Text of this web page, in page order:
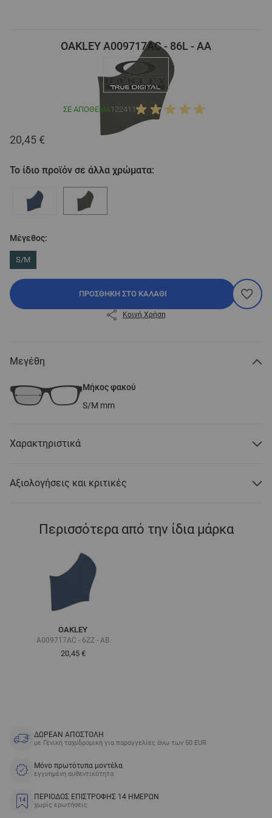
OAKLEY A009717AC - 86L - AA
ΣΕ ΑΠΌΘΕΜΑ122411
20,45 €
Το ίδιο προϊόν σε άλλα χρώματα:
Μέγεθος:
S/M
ΠΡΟΣΘΉΚΗ ΣΤΟ ΚΑΛΆΘΙ
Κοινή Χρήση
Μεγέθη
Μήκος φακού
S/M mm
Χαρακτηριστικά
Αξιολογήσεις και κριτικές
Περισσότερα από την ίδια μάρκα
OAKLEY
A009717AC - 6ZZ - AB
20,45 €
ΔΩΡΕΑΝ ΑΠΟΣΤΟΛΗ
με Γενική ταχυδρομική για παραγγελίες άνω των 50 EUR
Μόνο πρωτότυπα μοντέλα
εγγυημένη αυθεντικότητα
ΠΕΡΙΟΔΟΣ ΕΠΙΣΤΡΟΦΗΣ 14 ΗΜΕΡΩΝ
χωρίς ερωτήσεις